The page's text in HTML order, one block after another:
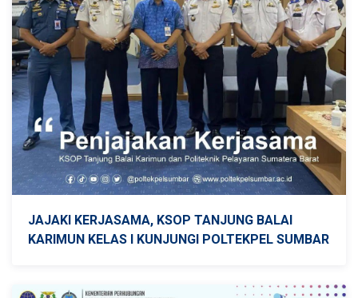
JAJAKI KERJASAMA, KSOP TANJUNG BALAI
KARIMUN KELAS I KUNJUNGI POLTEKPEL SUMBAR